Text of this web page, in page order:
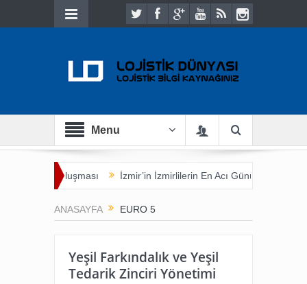
Menu
Ticaret Buluşması İzmir’in İzmirlilerin En Acı Günü
ANASAYFA EURO 5
Yeşil Farkındalık ve Yeşil
Tedarik Zinciri Yönetimi